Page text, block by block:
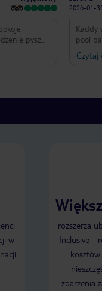
pyszne
2026-01-
Kaddy
pool
miła i
Czytaj
w
rozszerza
Inclusive -
zdarzenia